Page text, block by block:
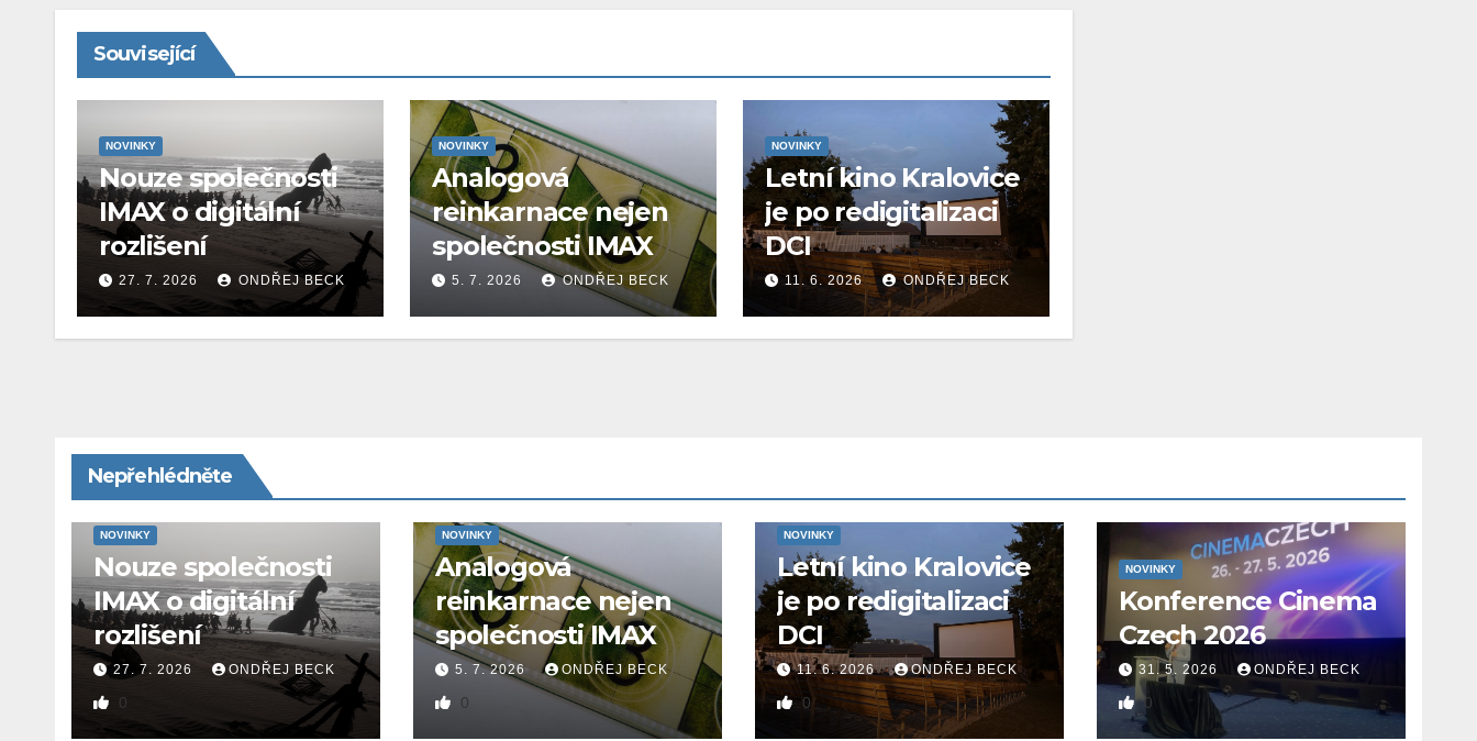
Související
NOVINKY
Nouze společnosti
IMAX o digitální
rozlišení
27. 7. 2026 ONDŘEJ BECK
NOVINKY
Analogová
reinkarnace nejen
společnosti IMAX
5. 7. 2026 ONDŘEJ BECK
NOVINKY
Letní kino Kralovice
je po redigitalizaci
DCI
11. 6. 2026 ONDŘEJ BECK
Nepřehlédněte
NOVINKY
Nouze společnosti
IMAX o digitální
rozlišení
27. 7. 2026 ONDŘEJ BECK
0
NOVINKY
Analogová
reinkarnace nejen
společnosti IMAX
5. 7. 2026 ONDŘEJ BECK
0
NOVINKY
Letní kino Kralovice
je po redigitalizaci
DCI
11. 6. 2026 ONDŘEJ BECK
0
NOVINKY
Konference Cinema
Czech 2026
31. 5. 2026 ONDŘEJ BECK
0